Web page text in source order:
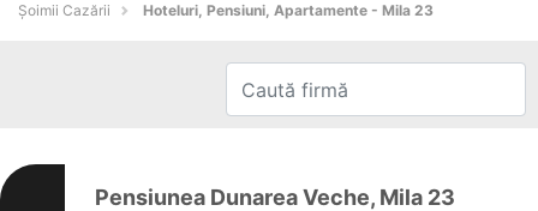
Șoimii Cazării Hoteluri, Pensiuni, Apartamente - Mila 23
Pensiunea Dunarea Veche, Mila 23